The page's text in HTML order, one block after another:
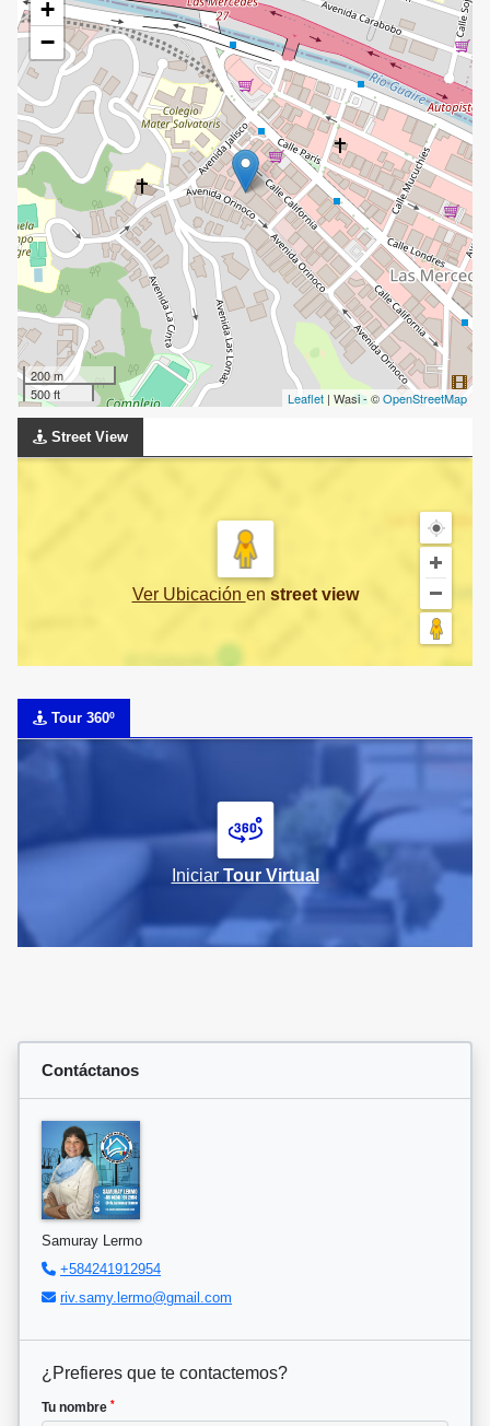
+
−
200 m
500 ft
Leaflet | Wasi - ©OpenStreetMap
Street View
Ver Ubicación en street view
Tour 360º
Iniciar Tour Virtual
Contáctanos
Samuray Lermo
+584241912954
riv.samy.lermo@gmail.com
¿Prefieres que te contactemos?
Tu nombre *